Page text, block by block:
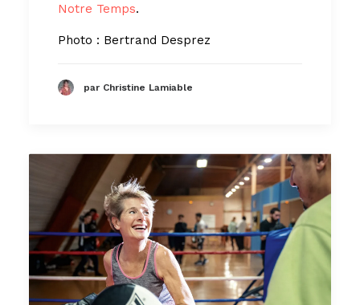
Notre Temps.
Photo : Bertrand Desprez
par Christine Lamiable